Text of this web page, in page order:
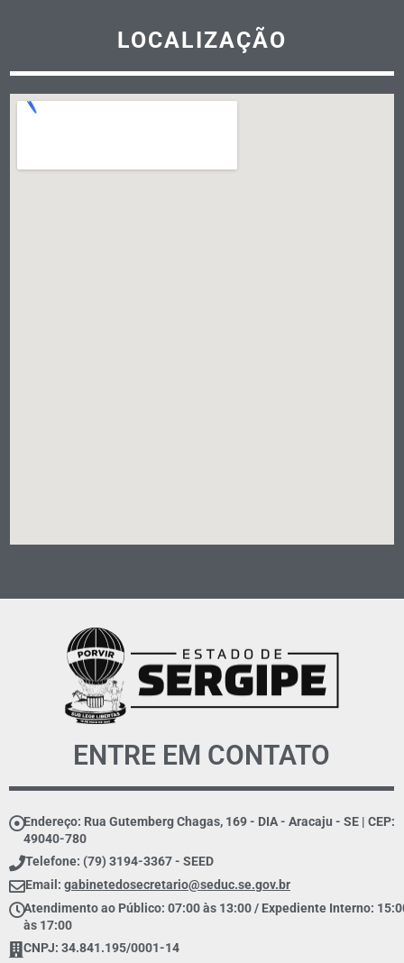
LOCALIZAÇÃO
ENTRE EM CONTATO
Endereço: Rua Gutemberg Chagas, 169 - DIA - Aracaju - SE | CEP:
49040-780
Telefone: (79) 3194-3367 - SEED
Email: gabinetedosecretario@seduc.se.gov.br
Atendimento ao Público: 07:00 às 13:00 / Expediente Interno:
às 17:00
CNPJ: 34.841.195/0001-14